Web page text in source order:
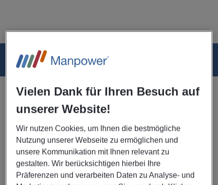
JobsRezensionen
Aktuelle Stellenangebote
Frachtabfertiger mit Flurförderschein
(m/w/d) ab 16,50 €/h
06/08/2026 Veröffentlichungsdatum
Frankfurt am Main
Unser Kunde FCS Frankfurt Cargo Services GmbH
ist ein etabliertes Unternehmen im Bereich
Luftfracht und Cargo Handling am Standort...
Vielen Dank für Ihren Besuch auf
unserer Website!
Wir nutzen Cookies, um Ihnen die bestmögliche
Nutzung unserer Webseite zu ermöglichen und
unsere Kommunikation mit Ihnen relevant zu
gestalten. Wir berücksichtigen hierbei Ihre
Präferenzen und verarbeiten Daten zu Analyse- und